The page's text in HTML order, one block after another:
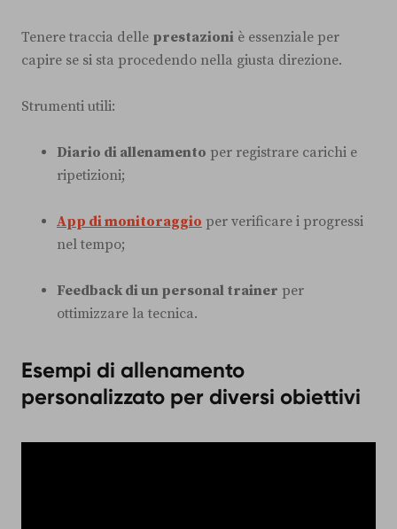
Tenere traccia delle prestazioni è essenziale per
capire se si sta procedendo nella giusta direzione.
Strumenti utili:
Diario di allenamento per registrare carichi e
ripetizioni;
App di monitoraggio per verificare i progressi
nel tempo;
Feedback di un personal trainer per
ottimizzare la tecnica.
Esempi di allenamento
personalizzato per diversi obiettivi